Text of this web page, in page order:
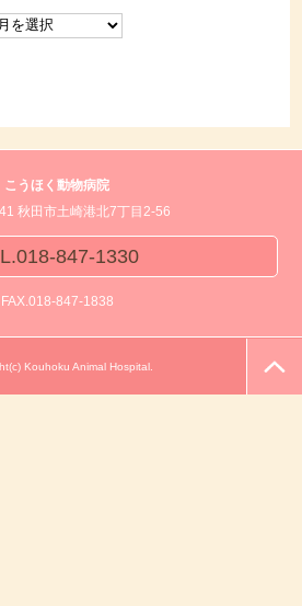
こうほく動物病院
秋田市土崎港北7丁目2-56
847-1330
FAX.018-847-1838
Kouhoku Animal Hospital.